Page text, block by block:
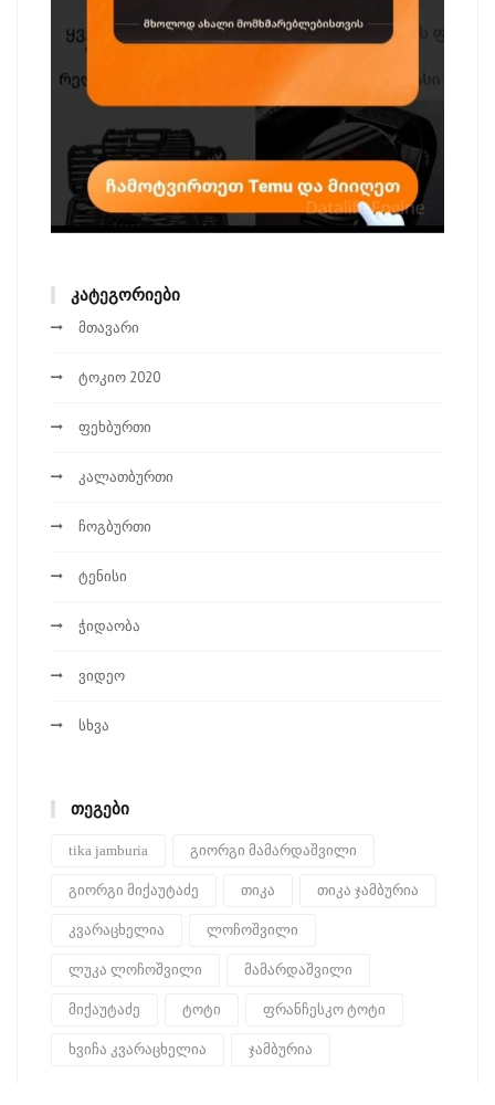
ᲙᲐᲢᲔᲒᲝᲠᲘᲔᲑᲘ
მთავარი
ტოკიო 2020
ფეხბურთი
კალათბურთი
ჩოგბურთი
ტენისი
ჭიდაობა
ვიდეო
სხვა
ᲗᲔᲒᲔᲑᲘ
tika jamburia გიორგი მამარდაშვილი
გიორგი მიქაუტაძე თიკა თიკა ჯამბურია
კვარაცხელია ლოჩოშვილი
ლუკა ლოჩოშვილი მამარდაშვილი
მიქაუტაძე ტოტი ფრანჩესკო ტოტი
ხვიჩა კვარაცხელია ჯამბურია